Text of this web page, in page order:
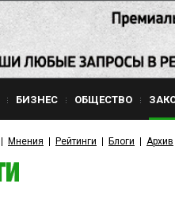
БИЗНЕС ОБЩЕСТВО
Мнения Рейтинги Блоги Архив